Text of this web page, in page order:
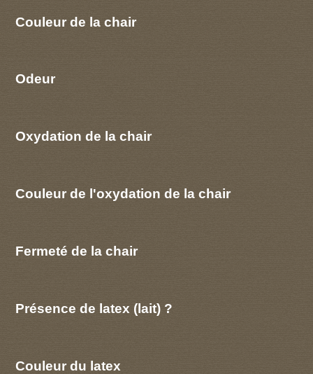
Couleur de la chair
Odeur
Oxydation de la chair
Couleur de l'oxydation de la chair
Fermeté de la chair
Présence de latex (lait) ?
Couleur du latex